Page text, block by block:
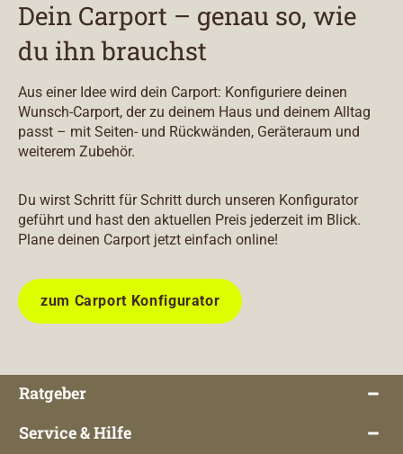
Dein Carport – genau so, wie
du ihn brauchst
Aus einer Idee wird dein Carport: Konfiguriere deinen
Wunsch-Carport, der zu deinem Haus und deinem Alltag
passt – mit Seiten- und Rückwänden, Geräteraum und
weiterem Zubehör.
Du wirst Schritt für Schritt durch unseren Konfigurator
geführt und hast den aktuellen Preis jederzeit im Blick.
Plane deinen Carport jetzt einfach online!
zum Carport Konfigurator
Ratgeber
Service & Hilfe